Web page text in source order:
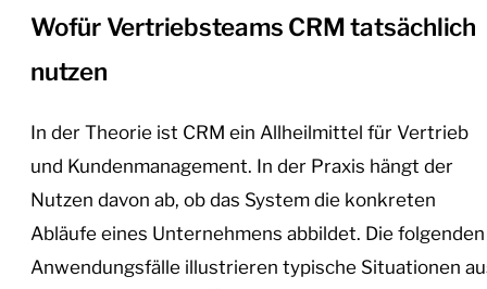
Wofür Vertriebsteams CRM tatsächlich
nutzen
In der Theorie ist CRM ein Allheilmittel für Vertrieb
und Kundenmanagement. In der Praxis hängt der
Nutzen davon ab, ob das System die konkreten
Abläufe eines Unternehmens abbildet. Die folgenden
Anwendungsfälle illustrieren typische Situationen